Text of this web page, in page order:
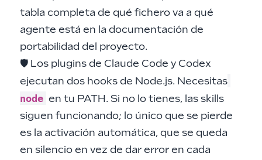
tabla completa de qué fichero va a qué
agente está en la documentación de
portabilidad del proyecto.
🛡️ Los plugins de Claude Code y Codex
ejecutan dos hooks de Node.js. Necesitas
node en tu PATH. Si no lo tienes, las skills
siguen funcionando; lo único que se pierde
es la activación automática, que se queda
en silencio en vez de dar error en cada